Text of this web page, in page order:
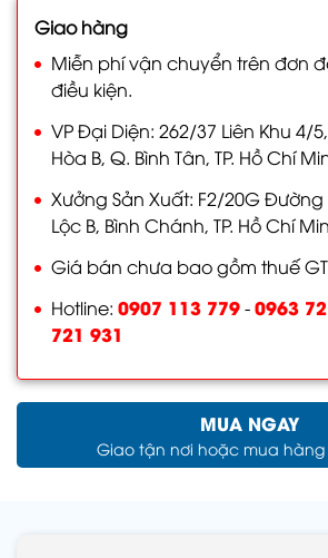
Giao hàng
Miễn phí vận chuyển trên đơn
điều kiện.
VP Đại Diện: 262/37 Liên Khu 4/
Hòa B, Q. Bình Tân, TP. Hồ Chí
Xưởng Sản Xuất: F2/20G Đường
Lộc B, Bình Chánh, TP. Hồ Chí
Giá bán chưa bao gồm thuế
Hotline: 0907 113 779-0963
721 931
MUA NGAY
Giao tận nơi hoặc mua